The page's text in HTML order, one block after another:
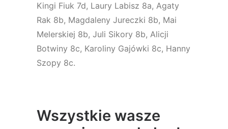
Kingi Fiuk 7d, Laury Labisz 8a, Agaty
Rak 8b, Magdaleny Jureczki 8b, Mai
Melerskiej 8b, Juli Sikory 8b, Alicji
Botwiny 8c, Karoliny Gajówki 8c, Hanny
Szopy 8c.
Wszystkie wasze